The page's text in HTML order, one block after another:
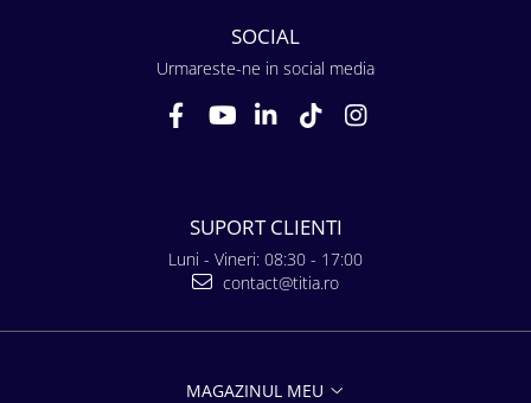
SOCIAL
Urmareste-ne in social media
SUPORT CLIENTI
Luni - Vineri: 08:30 - 17:00
contact@titia.ro
MAGAZINUL MEU